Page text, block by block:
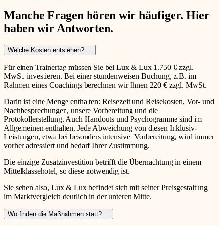
Manche Fragen hören wir häufiger. Hier
haben wir Antworten.
Welche Kosten entstehen?
Für einen Trainertag müssen Sie bei Lux & Lux 1.750 € zzgl.
MwSt. investieren. Bei einer stundenweisen Buchung, z.B. im
Rahmen eines Coachings berechnen wir Ihnen 220 € zzgl. MwSt.
Darin ist eine Menge enthalten: Reisezeit und Reisekosten, Vor- und
Nachbesprechungen, unsere Vorbereitung und die
Protokollerstellung. Auch Handouts und Psychogramme sind im
Allgemeinen enthalten. Jede Abweichung von diesen Inklusiv-
Leistungen, etwa bei besonders intensiver Vorbereitung, wird immer
vorher adressiert und bedarf Ihrer Zustimmung.
Die einzige Zusatzinvestition betrifft die Übernachtung in einem
Mittelklassehotel, so diese notwendig ist.
Sie sehen also, Lux & Lux befindet sich mit seiner Preisgestaltung
im Marktvergleich deutlich in der unteren Mitte.
Wo finden die Maßnahmen statt?